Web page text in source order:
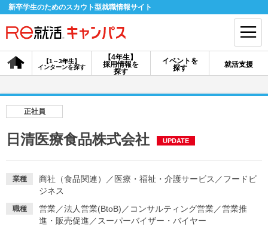
新卒学生のためのスカウト型就職情報サイト
【4年生】
採用情報を
探す
【1～3年生】
インターンを探す
イベントを
探す
就活支援
会員登録 ログイン
採用情報を探す
説明会を探す
インターンを探す
イベントを探す スカウト
正社員
日清医療食品株式会社 UPDATE
業種 商社（食品関連） ／ 医療・福祉・介護サービス ／フードビ
ジネス
職種 営業／法人営業(BtoB) ／ コンサルティング営業／営業推
進・販売促進 ／ スーパーバイザー・バイヤー